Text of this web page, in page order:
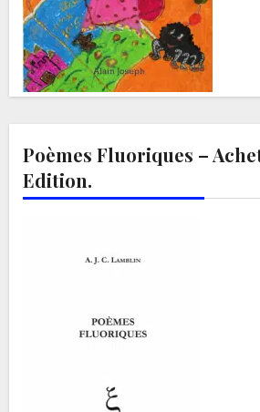
Poèmes Fluoriques –
Edition.